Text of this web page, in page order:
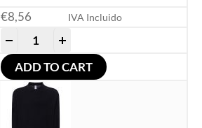
€8,56 IVA Incluido
ADD TO CART